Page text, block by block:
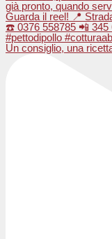
Un consiglio, una